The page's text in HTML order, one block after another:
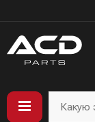
Какую